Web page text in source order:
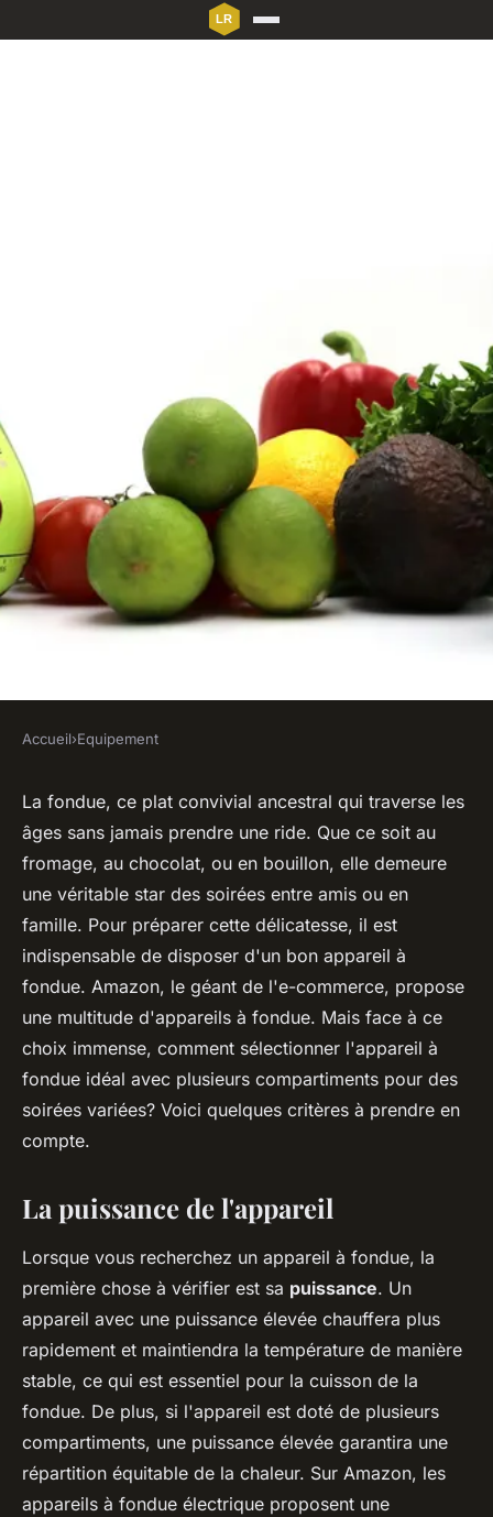
EQUIPEMENT
Quels critères pour
sélectionner un appareil à
fondue avec plusieurs
compartiments pour des
soirées variées?
Accueil›Equipement
La fondue, ce plat convivial ancestral qui traverse les
âges sans jamais prendre une ride. Que ce soit au
fromage, au chocolat, ou en bouillon, elle demeure
une véritable star des soirées entre amis ou en
famille. Pour préparer cette délicatesse, il est
indispensable de disposer d'un bon appareil à
fondue. Amazon, le géant de l'e-commerce, propose
une multitude d'appareils à fondue. Mais face à ce
choix immense, comment sélectionner l'appareil à
fondue idéal avec plusieurs compartiments pour des
soirées variées? Voici quelques critères à prendre en
compte.
La puissance de l'appareil
Lorsque vous recherchez un appareil à fondue, la
première chose à vérifier est sa puissance. Un
appareil avec une puissance élevée chauffera plus
rapidement et maintiendra la température de manière
stable, ce qui est essentiel pour la cuisson de la
fondue. De plus, si l'appareil est doté de plusieurs
compartiments, une puissance élevée garantira une
répartition équitable de la chaleur. Sur Amazon, les
appareils à fondue électrique proposent une